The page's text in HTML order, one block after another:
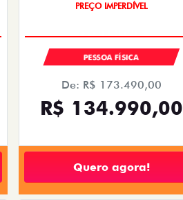
PREÇO IMPERDÍVEL
PESSOA FÍSICA
De: R$ 173.490,00
R$ 134.990,00
Quero agora!